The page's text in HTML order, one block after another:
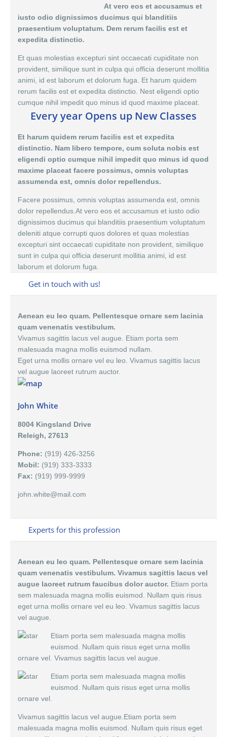
At vero eos et accusamus et
iusto odio dignissimos ducimus qui blanditiis
praesentium voluptatum. Dem rerum facilis est et
expedita distinctio.
Et quas molestias excepturi sint occaecati cupiditate non
provident, similique sunt in culpa qui officia deserunt mollitia
animi, id est laborum et dolorum fuga. Et harum quidem
rerum facilis est et expedita distinctio. Nest eligendi optio
cumque nihil impedit quo minus id quod maxime placeat.
Every year Opens up New Classes
Et harum quidem rerum facilis est et expedita
distinctio. Nam libero tempore, cum soluta nobis est
eligendi optio cumque nihil impedit quo minus id quod
maxime placeat facere possimus, omnis voluptas
assumenda est, omnis dolor repellendus.
Facere possimus, omnis voluptas assumenda est, omnis
dolor repellendus.At vero eos et accusamus et iusto odio
dignissimos ducimus qui blanditiis praesentium voluptatum
deleniti atque corrupti quos dolores et quas molestias
excepturi sint occaecati cupiditate non provident, similique
sunt in culpa qui officia deserunt mollitia animi, id est
laborum et dolorum fuga.
Get in touch with us!
Aenean eu leo quam. Pellentesque ornare sem lacinia
quam venenatis vestibulum.
Vivamus sagittis lacus vel augue. Etiam porta sem
malesuada magna mollis euismod nullam.
Eget urna mollis ornare vel eu leo. Vivamus sagittis lacus
vel augue laoreet rutrum auctor.
John White
8004 Kingsland Drive
Releigh, 27613
Phone: (919) 426-3256
Mobil: (919) 333-3333
Fax: (919) 999-9999
john.white@mail.com
Experts for this profession
Aenean eu leo quam. Pellentesque ornare sem lacinia
quam venenatis vestibulum. Vivamus sagittis lacus vel
augue laoreet rutrum faucibus dolor auctor. Etiam porta
sem malesuada magna mollis euismod. Nullam quis risus
eget urna mollis ornare vel eu leo. Vivamus sagittis lacus
vel augue.
Etiam porta sem malesuada magna mollis
euismod. Nullam quis risus eget urna mollis
ornare vel. Vivamus sagittis lacus vel augue.
Etiam porta sem malesuada magna mollis
euismod. Nullam quis risus eget urna mollis
ornare vel.
Vivamus sagittis lacus vel augue.Etiam porta sem
malesuada magna mollis euismod. Nullam quis risus eget